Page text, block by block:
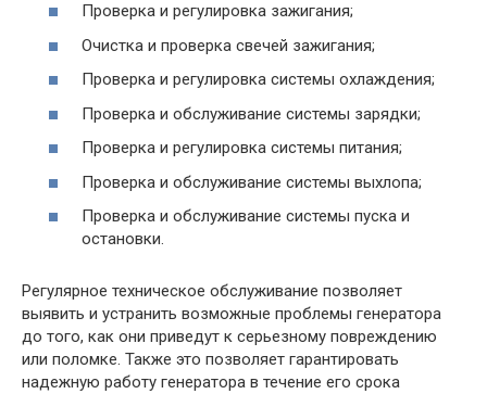
Проверка и регулировка зажигания;
Очистка и проверка свечей зажигания;
Проверка и регулировка системы охлаждения;
Проверка и обслуживание системы зарядки;
Проверка и регулировка системы питания;
Проверка и обслуживание системы выхлопа;
Проверка и обслуживание системы пуска и
остановки.
Регулярное техническое обслуживание позволяет
выявить и устранить возможные проблемы генератора
до того, как они приведут к серьезному повреждению
или поломке. Также это позволяет гарантировать
надежную работу генератора в течение его срока